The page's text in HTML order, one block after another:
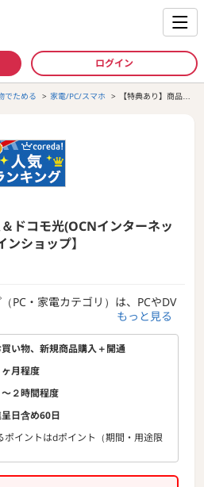
ログイン
でためる 家電/PC/スマホ
【特典あり】商品購
ドコモ光(OCNインターネッ
ショップ】
PC・家電カテゴリ）は、PCやDV
るECサイトです。
了画面or注文確認メール記載のU
の入力手続き→入力手続き完了
もっと見る
買い物、新規商品購入＋開通
ヶ月程度
〜２時間程度
日含め60日
イントはdポイント（期間・用途限